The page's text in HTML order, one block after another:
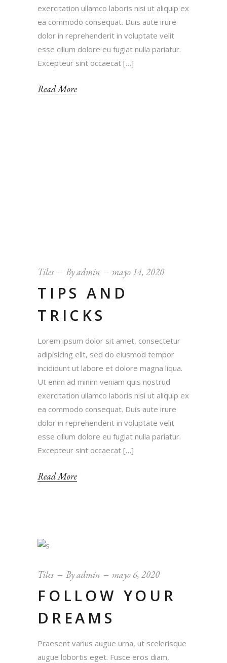
exercitation ullamco laboris nisi ut aliquip ex
ea commodo consequat. Duis aute irure
dolor in reprehenderit in voluptate velit
esse cillum dolore eu fugiat nulla pariatur.
Excepteur sint occaecat […]
Read More
Tiles Byadmin mayo 14, 2020
TIPS AND
TRICKS
Lorem ipsum dolor sit amet, consectetur
adipisicing elit, sed do eiusmod tempor
incididunt ut labore et dolore magna liqua.
Ut enim ad minim veniam quis nostrud
exercitation ullamco laboris nisi ut aliquip ex
ea commodo consequat. Duis aute irure
dolor in reprehenderit in voluptate velit
esse cillum dolore eu fugiat nulla pariatur.
Excepteur sint occaecat […]
Read More
Tiles Byadmin mayo 6, 2020
FOLLOW YOUR
DREAMS
Praesent varius augue urna, ut scelerisque
augue lobortis eget. Fusce eros diam,